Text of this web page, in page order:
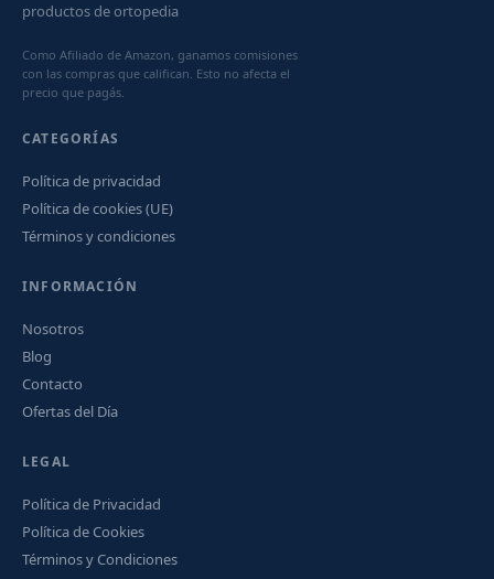
productos de ortopedia
Como Afiliado de Amazon, ganamos comisiones
con las compras que califican. Esto no afecta el
precio que pagás.
CATEGORÍAS
Política de privacidad
Política de cookies (UE)
Términos y condiciones
INFORMACIÓN
Nosotros
Blog
Contacto
Ofertas del Día
LEGAL
Política de Privacidad
Política de Cookies
Términos y Condiciones